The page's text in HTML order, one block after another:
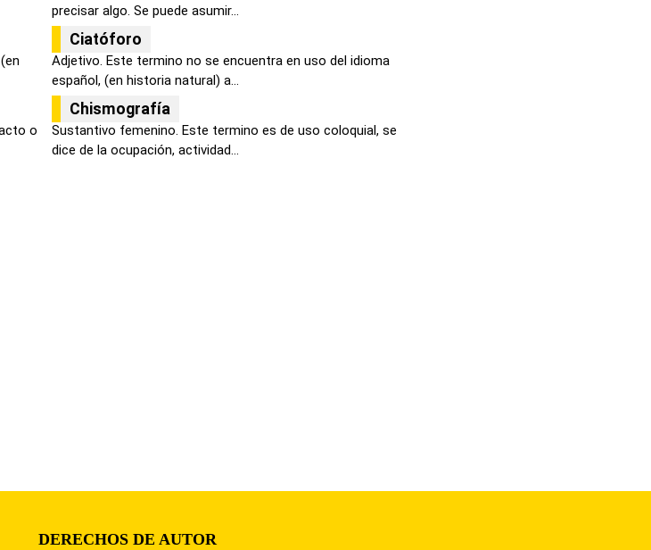
precisar algo. Se puede asumir...
Ciatóforo
Adjetivo. Este termino no se encuentra en uso del idioma
español, (en historia natural) a...
o
Chismografía
Sustantivo femenino. Este termino es de uso coloquial, se
dice de la ocupación, actividad...
DERECHOS DE AUTOR